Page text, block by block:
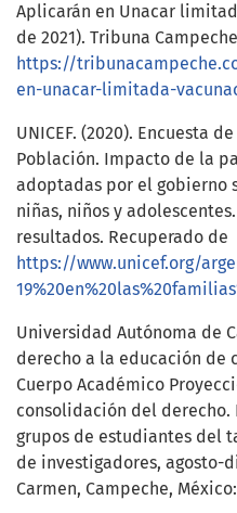
Aplicarán en Unacar
de 2021). Tribuna
https://
en-unacar-limitada-
UNICEF. (2020). Encuesta
Población. Impacto de la
adoptadas por el gobierno
niñas, niños y
resultados. Recuperado de
https://www.unicef.org/
Universidad Autónoma de
derecho a la educación de
Cuerpo Académico
consolidación del derecho.
grupos de estudiantes del
de investigadores, agosto-
Carmen, Campeche,